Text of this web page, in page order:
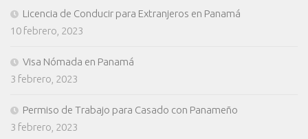
Licencia de Conducir para Extranjeros en Panamá
10 febrero, 2023
Visa Nómada en Panamá
3 febrero, 2023
Permiso de Trabajo para Casado con Panameño
3 febrero, 2023